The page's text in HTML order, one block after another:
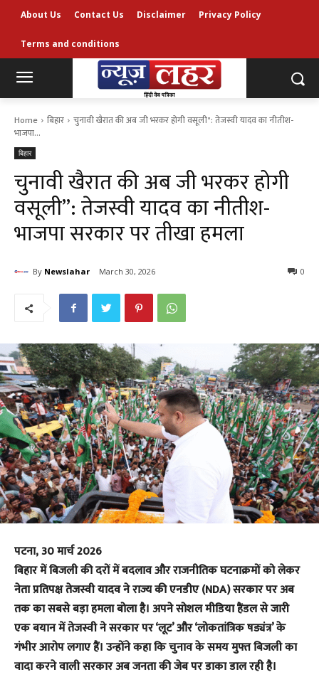
About Us Contact Us Disclaimer Privacy Policy
Terms and conditions
Home बिहार
चुनावी खैरात की अब जी भरकर होगी वसूली": तेजस्वी यादव का नीतीश-
भाजपा...
बिहार
चुनावी खैरात की अब जी भरकर होगी
वसूली”: तेजस्वी यादव का नीतीश-
भाजपा सरकार पर तीखा हमला
By Newslahar March 30, 2026 0
पटना, 30 मार्च 2026
​बिहार में बिजली की दरों में बदलाव और राजनीतिक घटनाक्रमों को लेकर
नेता प्रतिपक्ष तेजस्वी यादव ने राज्य की एनडीए (NDA) सरकार पर अब
तक का सबसे बड़ा हमला बोला है। अपने सोशल मीडिया हैंडल से जारी
एक बयान में तेजस्वी ने सरकार पर ‘लूट’ और ‘लोकतांत्रिक षड्यंत्र’ के
गंभीर आरोप लगाए हैं। उन्होंने कहा कि चुनाव के समय मुफ्त बिजली का
वादा करने वाली सरकार अब जनता की जेब पर डाका डाल रही है।